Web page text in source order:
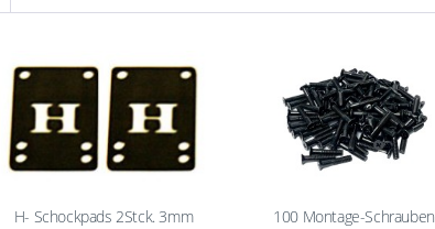
H- Schockpads 2Stck. 3mm
100 Montage-Schrauben